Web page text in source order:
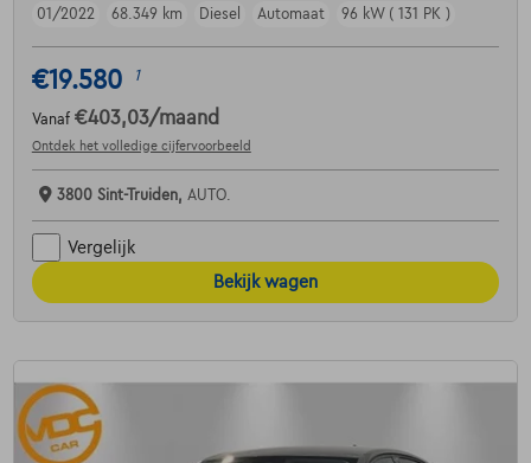
01/2022
68.349 km Diesel Automaat 96 kW ( 131 PK )
€19.580 1
Vanaf €403,03/maand
Ontdek het volledige cijfervoorbeeld
3800 Sint-Truiden, AUTO.
Vergelijk
Bekijk wagen